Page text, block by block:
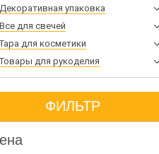
Декоративная упаковка
Все для свечей
Тара для косметики
Товары для рукоделия
ФИЛЬТР